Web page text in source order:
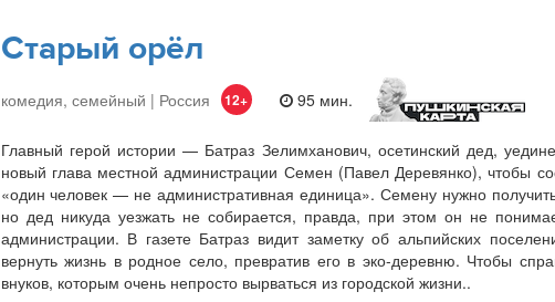
Старый орёл
комедия, семейный | Россия 12+ 95 мин.
Главный герой истории — Батраз Зелимханович, осетинский дед,
новый глава местной администрации Семен (Павел Деревянко), чтобы
«один человек — не административная единица». Семену нужно
но дед никуда уезжать не собирается, правда, при этом он не
администрации. В газете Батраз видит заметку об альпийских
вернуть жизнь в родное село, превратив его в эко-деревню. Чтобы
внуков, которым очень непросто вырваться из городской жизни..